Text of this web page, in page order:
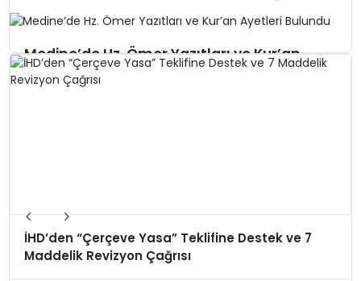
Medine’de Hz. Ömer Yazıtları ve Kur’an
Ayetleri Bulundu
İHD’den “Çerçeve Yasa” Teklifine Destek ve 7
Maddelik Revizyon Çağrısı